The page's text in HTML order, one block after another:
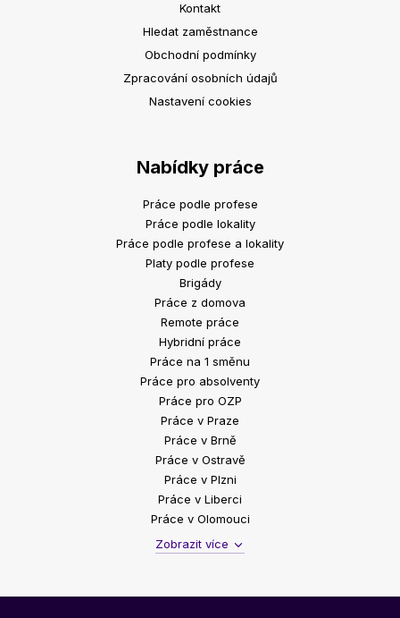
Kontakt
Hledat zaměstnance
Obchodní podmínky
Zpracování osobních údajů
Nastavení cookies
Nabídky práce
Práce podle profese
Práce podle lokality
Práce podle profese a lokality
Platy podle profese
Brigády
Práce z domova
Remote práce
Hybridní práce
Práce na 1 směnu
Práce pro absolventy
Práce pro OZP
Práce v Praze
Práce v Brně
Práce v Ostravě
Práce v Plzni
Práce v Liberci
Práce v Olomouci
Zobrazit více